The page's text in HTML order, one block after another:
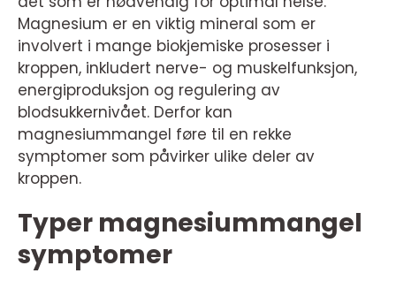
Magnesium er en viktig mineral som er
involvert i mange biokjemiske prosesser i
kroppen, inkludert nerve- og muskelfunksjon,
energiproduksjon og regulering av
blodsukkernivået. Derfor kan
magnesiummangel føre til en rekke
symptomer som påvirker ulike deler av
kroppen.
Typer magnesiummangel
symptomer